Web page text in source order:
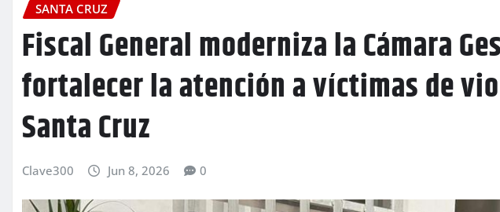
SANTA CRUZ
Fiscal General moderniza la Cámara
fortalecer la atención a víctimas de
Santa Cruz
Clave300 Jun 8, 2026 0